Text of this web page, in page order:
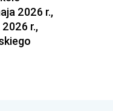
2026 r.,
r.,